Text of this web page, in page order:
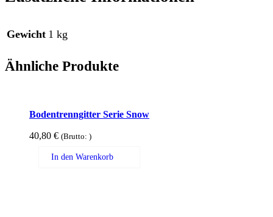
Gewicht 1 kg
Ähnliche Produkte
Bodentrenngitter Serie Snow
40,80 € (Brutto: )
In den Warenkorb